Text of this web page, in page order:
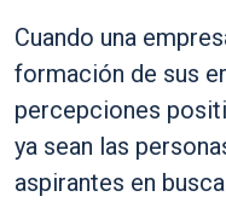
Cuando una
formación de sus
percepciones
ya sean las
aspirantes en